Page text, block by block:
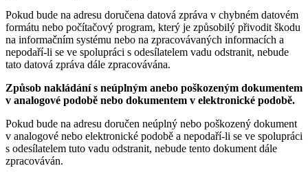
Pokud bude na adresu doručena datová zpráva v chybném datovém
formátu nebo počítačový program, který je způsobilý přivodit škodu
na informačním systému nebo na zpracovávaných informacích a
nepodaří-li se ve spolupráci s odesílatelem vadu odstranit, nebude
tato datová zpráva dále zpracovávána.
Způsob nakládání s neúplným anebo poškozeným dokumentem
v analogové podobě nebo dokumentem v elektronické podobě.
Pokud bude na adresu doručen neúplný nebo poškozený dokument
v analogové nebo elektronické podobě a nepodaří-li se ve spolupráci
s odesílatelem tuto vadu odstranit, nebude tento dokument dále
zpracováván.